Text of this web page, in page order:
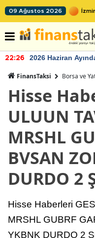
09 Ağustos 2026
22:26 2026 Haziran
FinansTaksi Borsa ve
Hisse
ULUUN
MRSHL
BVSAN
DURDO 2
Hisse Haberleri
MRSHL GUBRF
YKBNK DURDO 2